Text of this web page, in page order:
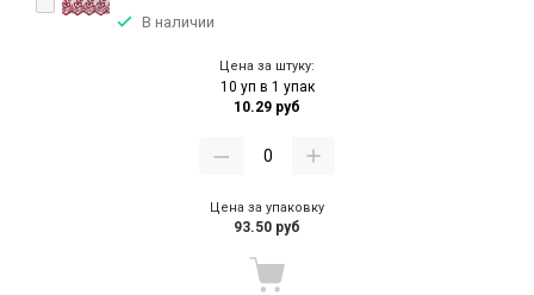
В наличии
Цена за штуку:
10 уп в 1 упак
10.29 руб
Цена за упаковку
93.50 руб